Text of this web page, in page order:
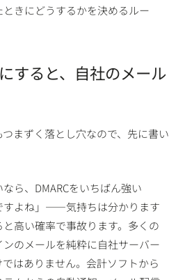
きにどうするかを決めるルー
にすると、自社のメール
まずく落とし穴なので、先に書い
ら、DMARCをいちばん強い
すよね」——気持ちは分かります
高い確率で事故ります。多くの
のメールを純粋に自社サーバー
はありません。会計ソフトから